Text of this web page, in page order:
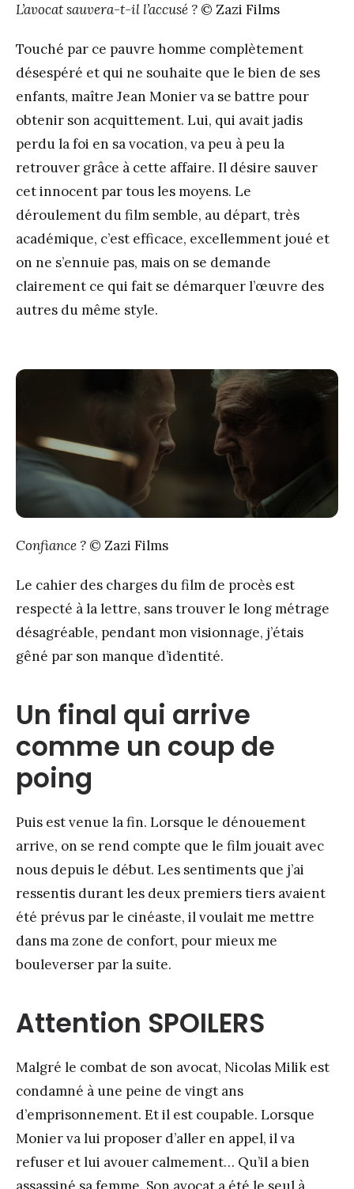
L’avocat sauvera-t-il l’accusé ? © Zazi Films
Touché par ce pauvre homme complètement
désespéré et qui ne souhaite que le bien de ses
enfants, maître Jean Monier va se battre pour
obtenir son acquittement. Lui, qui avait jadis
perdu la foi en sa vocation, va peu à peu la
retrouver grâce à cette affaire. Il désire sauver
cet innocent par tous les moyens. Le
déroulement du film semble, au départ, très
académique, c’est efficace, excellemment joué et
on ne s’ennuie pas, mais on se demande
clairement ce qui fait se démarquer l’œuvre des
autres du même style.
Confiance ? © Zazi Films
Le cahier des charges du film de procès est
respecté à la lettre, sans trouver le long métrage
désagréable, pendant mon visionnage, j’étais
gêné par son manque d’identité.
Un final qui arrive
comme un coup de
poing
Puis est venue la fin. Lorsque le dénouement
arrive, on se rend compte que le film jouait avec
nous depuis le début. Les sentiments que j’ai
ressentis durant les deux premiers tiers avaient
été prévus par le cinéaste, il voulait me mettre
dans ma zone de confort, pour mieux me
bouleverser par la suite.
Attention SPOILERS
Malgré le combat de son avocat, Nicolas Milik est
condamné à une peine de vingt ans
d’emprisonnement. Et il est coupable. Lorsque
Monier va lui proposer d’aller en appel, il va
refuser et lui avouer calmement… Qu’il a bien